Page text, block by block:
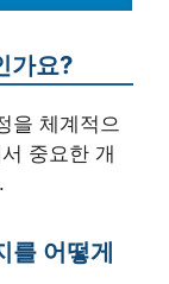
가요?
을 체계적으
중요한 개
를 어떻게